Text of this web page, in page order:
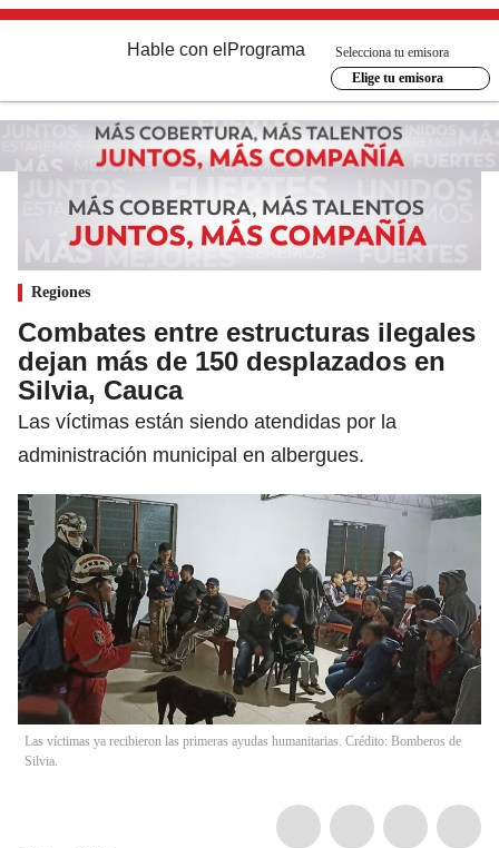
Hable con el Programa
Selecciona tu emisora
Elige tu emisora
Regiones
Combates entre estructuras ilegales
dejan más de 150 desplazados en
Silvia, Cauca
Las víctimas están siendo atendidas por la
administración municipal en albergues.
Las víctimas ya recibieron las primeras ayudas humanitarias. Crédito: Bomberos de
Silvia.